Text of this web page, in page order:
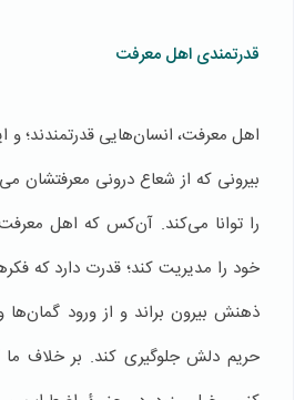
قدرتمندی اهل معرفت
اهل معرفت، انسان‌هایی قدرتمندند؛ و
بیرونی که از شعاع درونی معرفتشان
را توانا می‌کند. آن‌کس که اهل
خود را مدیریت کند؛ قدرت دارد که
ذهنش بیرون براند و از ورود
حریم دلش جلوگیری کند. بر خلاف ما